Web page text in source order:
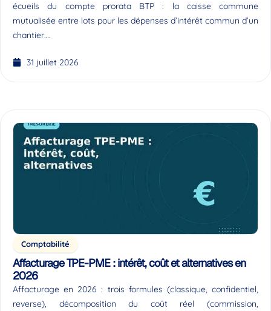
écueils du compte prorata BTP : la caisse commune
mutualisée entre lots pour les dépenses d’intérêt commun d’un
chantier….
31 juillet 2026
Comptabilité
Affacturage TPE-PME : intérêt, coût et alternatives en
2026
Affacturage en 2026 : trois formules (classique, confidentiel,
reverse), décomposition du coût réel (commission,